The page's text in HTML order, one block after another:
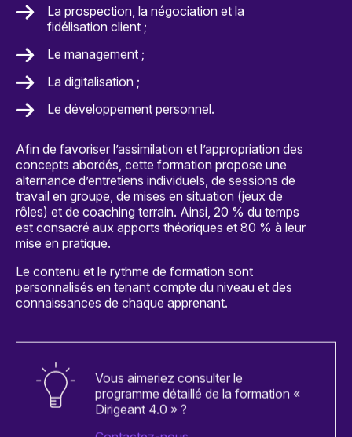
La prospection, la négociation et la
fidélisation client ;
Le management ;
La digitalisation ;
Le développement personnel.
Afin de favoriser l’assimilation et l’appropriation des
concepts abordés, cette formation propose une
alternance d’entretiens individuels, de sessions de
travail en groupe, de mises en situation (jeux de
rôles) et de coaching terrain. Ainsi, 20 % du temps
est consacré aux apports théoriques et 80 % à leur
mise en pratique.
Le contenu et le rythme de formation sont
personnalisés en tenant compte du niveau et des
connaissances de chaque apprenant.
Vous aimeriez consulter le
programme détaillé de la formation «
Dirigeant 4.0 » ?
Contactez-nous